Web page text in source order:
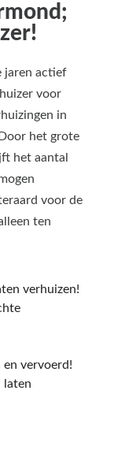
jaren actief
voor
in
het grote
het aantal
voor de
ten
verhuizen!
en vervoerd!
laten